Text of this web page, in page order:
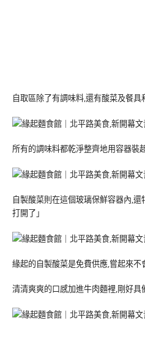
自取區除了有調味料,還有酸菜及餐
所有的調味料都乾淨整齊地用容器裝
自製酸菜則在這個玻璃保鮮容器內,
打開了」
緣起的自製酸菜是免費供應,嘗起來不
清清爽爽的口感加進牛肉麵裡,剛好具